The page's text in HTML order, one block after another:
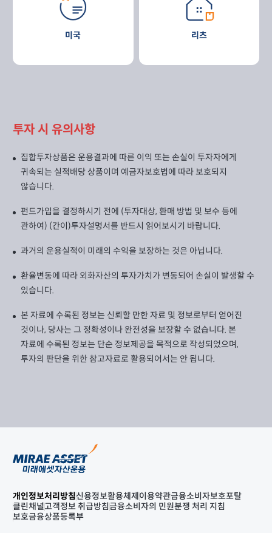
미국 리츠
투자 시 유의사항
집합투자상품은 운용결과에 따른 이익 또는 손실이 투자자에게
귀속되는 실적배당 상품이며 예금자보호법에 따라 보호되지
않습니다.
펀드가입을 결정하시기 전에 (투자대상, 환매 방법 및 보수 등에
관하여) (간이)투자설명서를 반드시 읽어보시기 바랍니다.
과거의 운용실적이 미래의 수익을 보장하는 것은 아닙니다.
환율변동에 따라 외화자산의 투자가치가 변동되어 손실이 발생할 수
있습니다.
본 자료에 수록된 정보는 신뢰할 만한 자료 및 정보로부터 얻어진
것이나, 당사는 그 정확성이나 완전성을 보장할 수 없습니다. 본
자료에 수록된 정보는 단순 정보제공을 목적으로 작성되었으며,
투자의 판단을 위한 참고자료로 활용되어서는 안 됩니다.
개인정보처리방침신용정보활용체제 이용약관금융소비자보호포탈
클린채널고객정보 취급방침금융소비자의 민원분쟁 처리 지침
보호금융상품등록부